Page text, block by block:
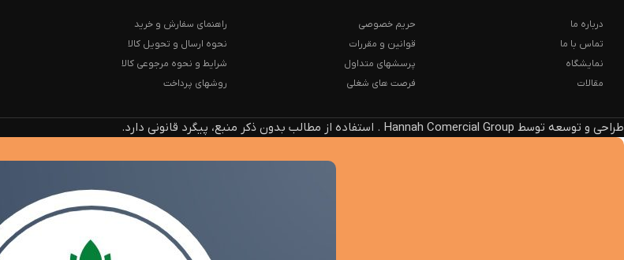
درباره ما
تماس با ما
نمایشگاه
مقالات
حریم خصوصی
قوانین و مقررات
پرسشهای متداول
فرصت های شغلی
راهنمای سفارش و خرید
نحوه ارسال و تحویل کالا
شرایط و نحوه مرجوعی کالا
روشهای پرداخت
طراحی و توسعه توسط Hannah Comercial Group . استفاده از مطالب بدون ذکر منبع، پیگرد قانونی دارد.